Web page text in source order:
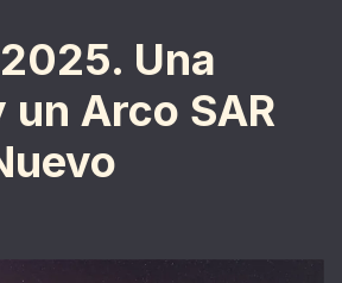
Una
Arco SAR